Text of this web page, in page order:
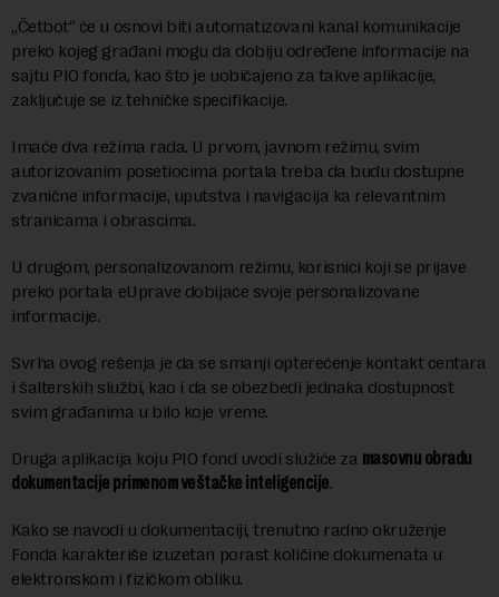
„Četbot“ će u osnovi biti automatizovani kanal komunikacije
preko kojeg građani mogu da dobiju određene informacije na
sajtu PIO fonda, kao što je uobičajeno za takve aplikacije,
zaključuje se iz tehničke specifikacije.
Imaće dva režima rada. U prvom, javnom režimu, svim
autorizovanim posetiocima portala treba da budu dostupne
zvanične informacije, uputstva i navigacija ka relevantnim
stranicama i obrascima.
U drugom, personalizovanom režimu, korisnici koji se prijave
preko portala eUprave dobijaće svoje personalizovane
informacije.
Svrha ovog rešenja je da se smanji opterećenje kontakt centara
i šalterskih službi, kao i da se obezbedi jednaka dostupnost
svim građanima u bilo koje vreme.
Druga aplikacija koju PIO fond uvodi služiće za masovnu obradu
dokumentacije primenom veštačke inteligencije.
Kako se navodi u dokumentaciji, trenutno radno okruženje
Fonda karakteriše izuzetan porast količine dokumenata u
elektronskom i fizičkom obliku.